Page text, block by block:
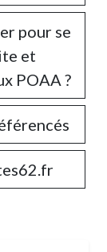
pour se
et
POAA ?